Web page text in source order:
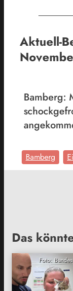
Aktuell-
Bamberg:
Bamberg
Das
Foto: